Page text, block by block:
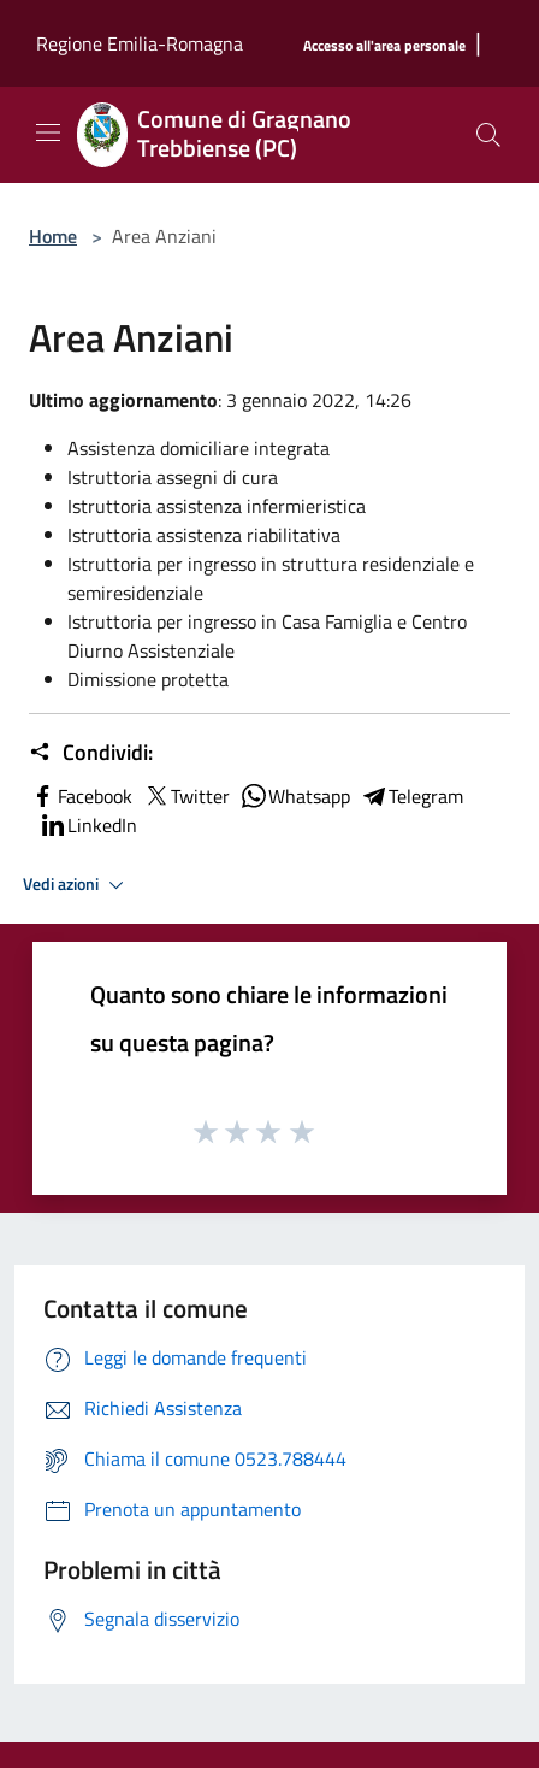
Regione Emilia-Romagna
Accesso all'area personale |
Comune di Gragnano
Trebbiense (PC)
Home > Area Anziani
Area Anziani
Ultimo aggiornamento: 3 gennaio 2022, 14:26
Assistenza domiciliare integrata
Istruttoria assegni di cura
Istruttoria assistenza infermieristica
Istruttoria assistenza riabilitativa
Istruttoria per ingresso in struttura residenziale e
semiresidenziale
Istruttoria per ingresso in Casa Famiglia e Centro
Diurno Assistenziale
Dimissione protetta
Condividi:
Facebook Twitter Whatsapp
Telegram
LinkedIn
Vedi azioni
Quanto sono chiare le informazioni
su questa pagina?
Contatta il comune
Leggi le domande frequenti
Richiedi Assistenza
Chiama il comune 0523.788444
Prenota un appuntamento
Problemi in città
Segnala disservizio